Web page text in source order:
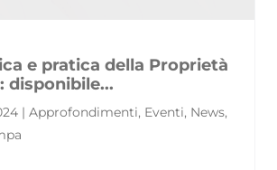
e pratica della Proprietà
disponibile...
| Approfondimenti, Eventi, News,